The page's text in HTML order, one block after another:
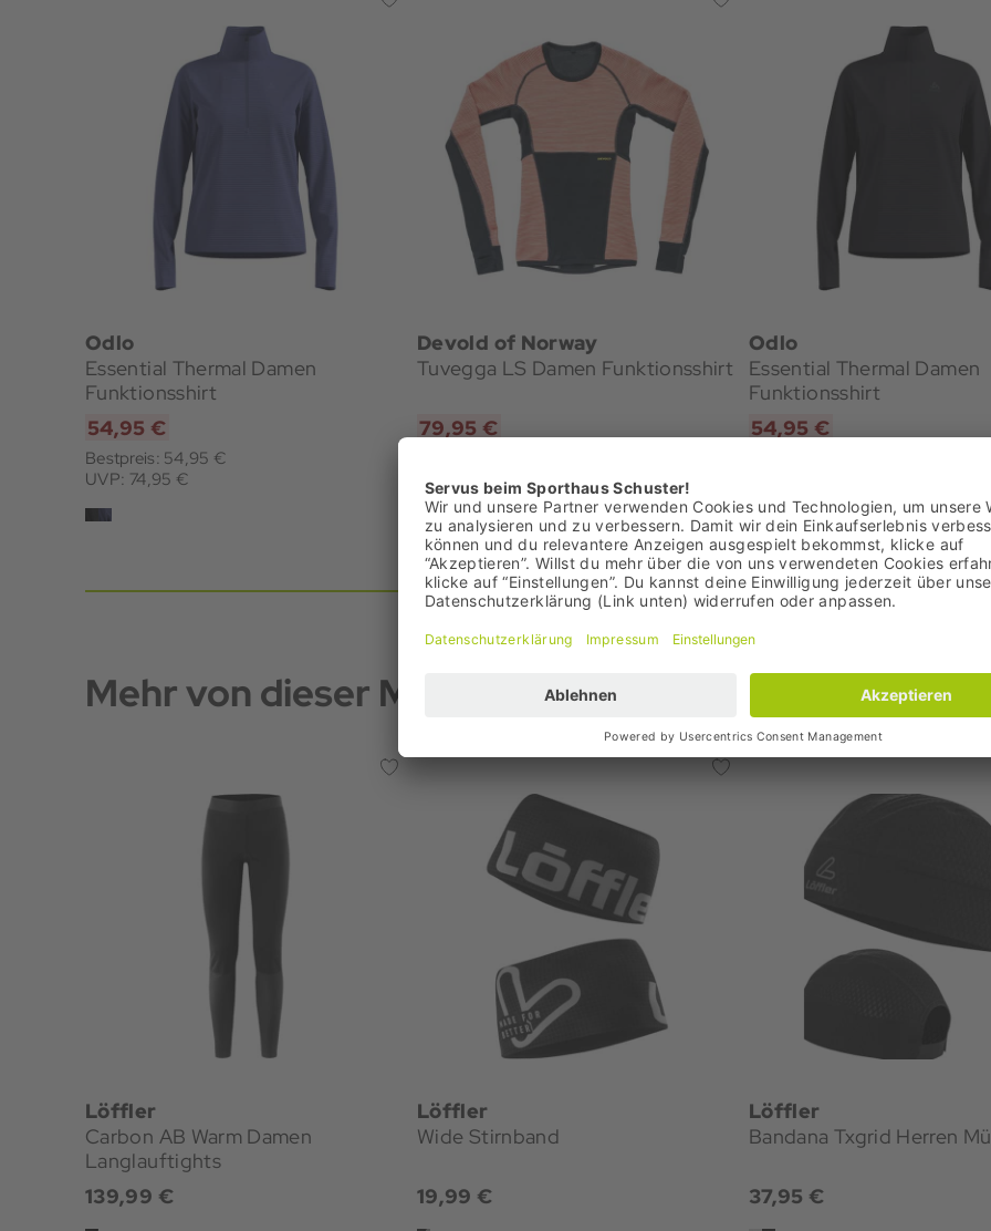
Odlo
Essential Thermal Damen
Funktionsshirt
54,95 €
Bestpreis: 54,95 €
UVP: 74,95 €
Devold of Norway
Tuvegga LS Damen Funktionsshirt
79,95 €
UVP: 140,00 €
Odlo
Essential Thermal Damen
Funktionsshirt
54,95 €
Mehr von dieser Marke
Löffler
Carbon AB Warm Damen
Langlauftights
139,99 €
Löffler
Wide Stirnband
19,99 €
Löffler
Bandana Txgrid Herren
37,95 €